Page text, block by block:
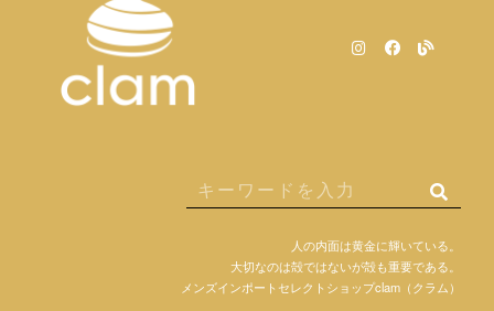
人の内面は黄金に輝いている。
大切なのは殻ではないが殻も重要である。
メンズインポートセレクトショップclam（クラム）